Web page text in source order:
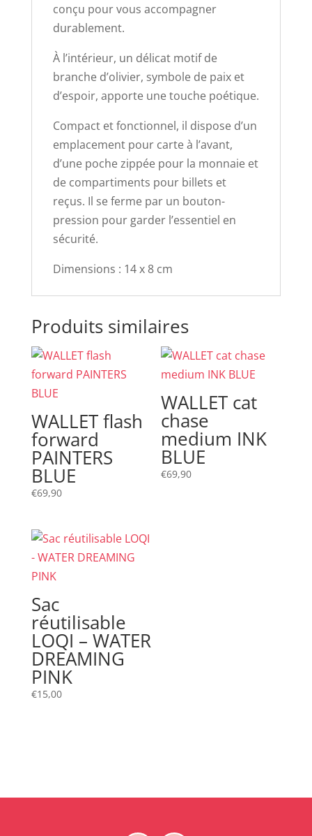
conçu pour vous accompagner
durablement.
À l’intérieur, un délicat motif de
branche d’olivier, symbole de paix et
d’espoir, apporte une touche poétique.
Compact et fonctionnel, il dispose d’un
emplacement pour carte à l’avant,
d’une poche zippée pour la monnaie et
de compartiments pour billets et
reçus. Il se ferme par un bouton-
pression pour garder l’essentiel en
sécurité.
Dimensions : 14 x 8 cm
Produits similaires
WALLET flash
forward
PAINTERS
BLUE
€69,90
WALLET cat
chase
medium INK
BLUE
€69,90
Sac
réutilisable
LOQI – WATER
DREAMING
PINK
€15,00